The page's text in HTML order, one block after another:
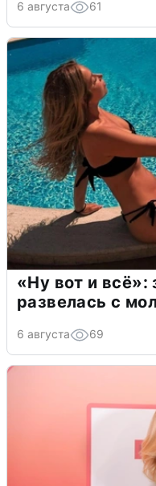
6 августа 61
«Ну вот и
развелась с
6 августа 69